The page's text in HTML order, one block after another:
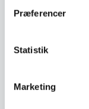
Præferencer
Statistik
Marketing